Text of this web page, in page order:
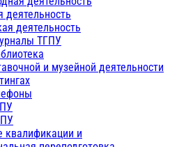
деятельность
деятельность
ТГПУ
и музейной деятельности
квалификации и